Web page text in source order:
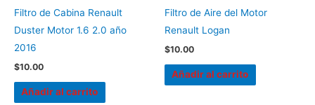
Filtro de Cabina Renault
Duster Motor 1.6 2.0 año
2016
$10.00
Añadir al carrito
Filtro de Aire del Motor
Renault Logan
$10.00
Añadir al carrito